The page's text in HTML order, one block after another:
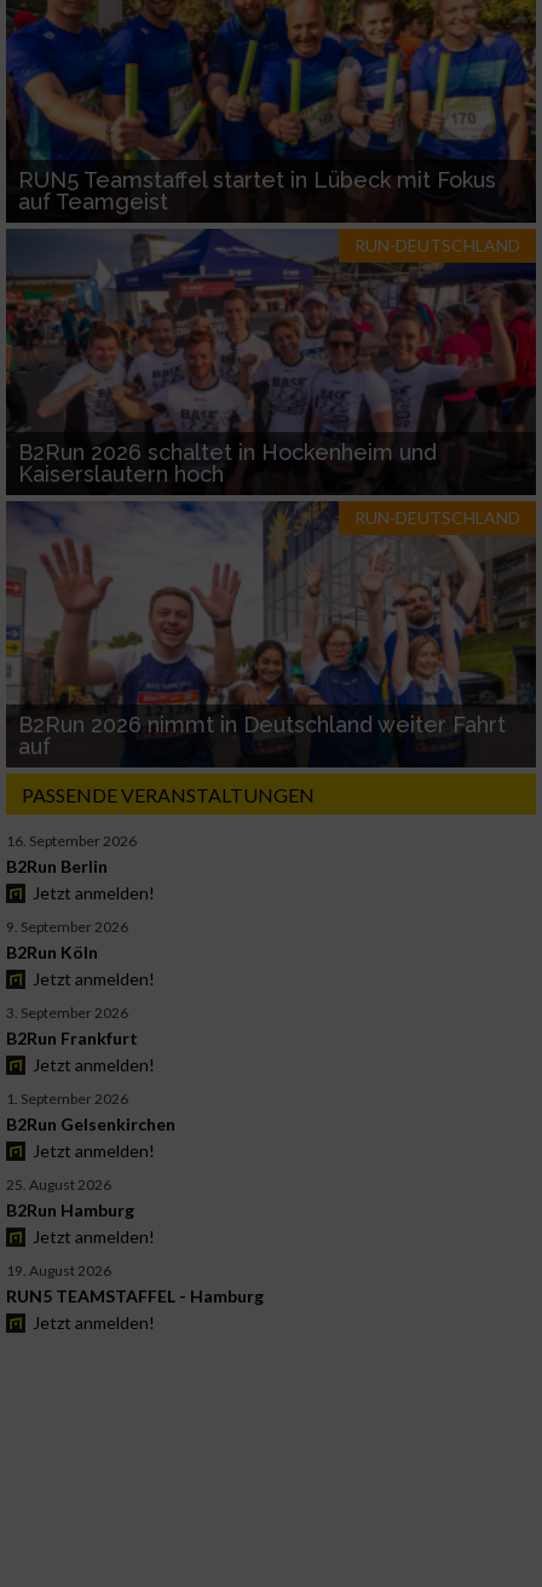
RUN5 Teamstaffel startet in Lübeck mit Fokus
auf Teamgeist
RUN-DEUTSCHLAND
B2Run 2026 schaltet in Hockenheim und
Kaiserslautern hoch
RUN-DEUTSCHLAND
B2Run 2026 nimmt in Deutschland weiter Fahrt
auf
PASSENDE VERANSTALTUNGEN
16. September 2026
B2Run Berlin
Jetzt anmelden!
9. September 2026
B2Run Köln
Jetzt anmelden!
3. September 2026
B2Run Frankfurt
Jetzt anmelden!
1. September 2026
B2Run Gelsenkirchen
Jetzt anmelden!
25. August 2026
B2Run Hamburg
Jetzt anmelden!
19. August 2026
RUN5 TEAMSTAFFEL - Hamburg
Jetzt anmelden!